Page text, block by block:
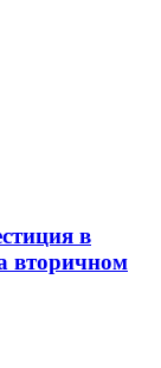
в
вторичном